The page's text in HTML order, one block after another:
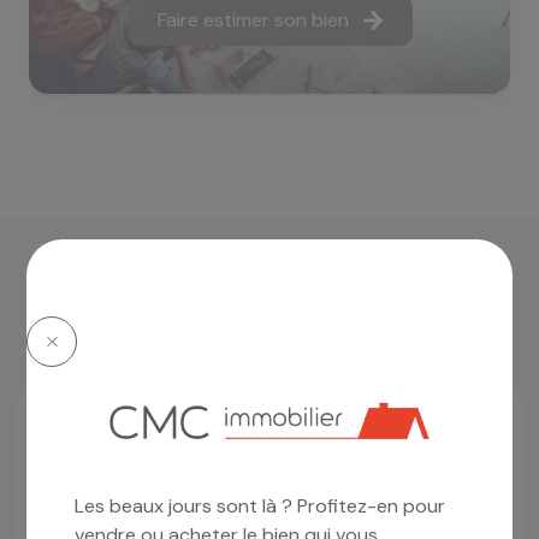
Faire estimer son bien
pour vous
Les beaux jours sont là ? Profitez-en pour